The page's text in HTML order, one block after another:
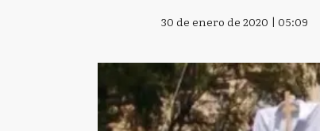
30 de enero de 2020 | 05:09